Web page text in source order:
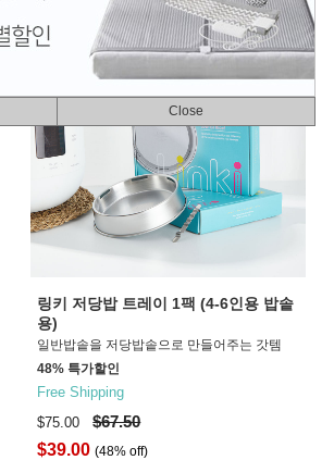
Close
링키 저당밥 트레이 1팩 (4-6인용 밥솥
용)
일반밥솥을 저당밥솥으로 만들어주는 갓템
48% 특가할인
Free Shipping
$75.00$67.50
$39.00(48% off)